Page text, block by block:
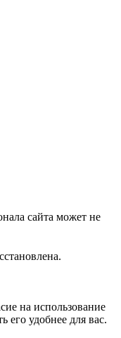
сайта может не
на использование
его удобнее для вас.